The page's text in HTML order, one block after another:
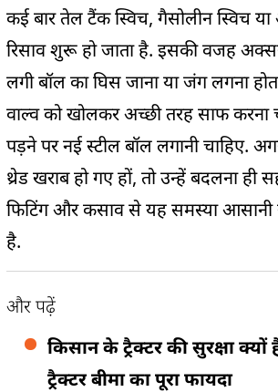
कई बार तेल टैंक स्विच, गैसोलीन स्विच
रिसाव शुरू हो जाता है. इसकी वजह
लगी बॉल का घिस जाना या जंग लगना
वाल्व को खोलकर अच्छी तरह साफ
पड़ने पर नई स्टील बॉल लगानी चाहिए.
थ्रेड खराब हो गए हों, तो उन्हें बदलना ही
फिटिंग और कसाव से यह समस्या
है.
और पढ़ें
किसान के ट्रैक्टर की सुरक्षा
ट्रैक्टर बीमा का पूरा फायदा